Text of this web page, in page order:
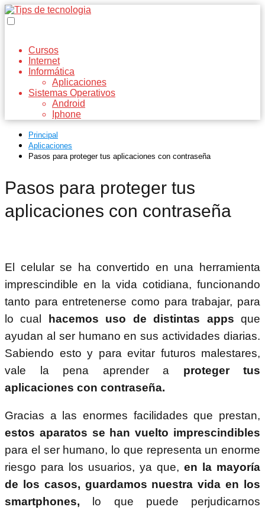
Cursos
Internet
Informática
Aplicaciones
Sistemas Operativos
Android
Iphone
Principal
Aplicaciones
Pasos para proteger tus aplicaciones con contraseña
Pasos para proteger tus
aplicaciones con contraseña
El celular se ha convertido en una herramienta
imprescindible en la vida cotidiana, funcionando
tanto para entretenerse como para trabajar, para
lo cual hacemos uso de distintas appsque
ayudan al ser humano en sus actividades diarias.
Sabiendo esto y para evitar futuros malestares,
vale la pena aprender a proteger tus
aplicaciones con contraseña.
Gracias a las enormes facilidades que prestan,
estos aparatos se han vuelto imprescindibles
para el ser humano, lo que representa un enorme
riesgo para los usuarios, ya que, en la mayoría
de los casos, guardamos nuestra vida en los
smartphones, lo que puede perjudicarnos